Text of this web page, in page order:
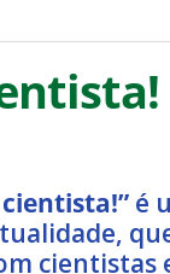
cientista!” é
cientistas